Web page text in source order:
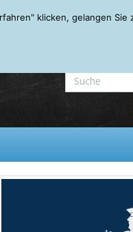
Mein Account About Autoren
klicken, gelangen